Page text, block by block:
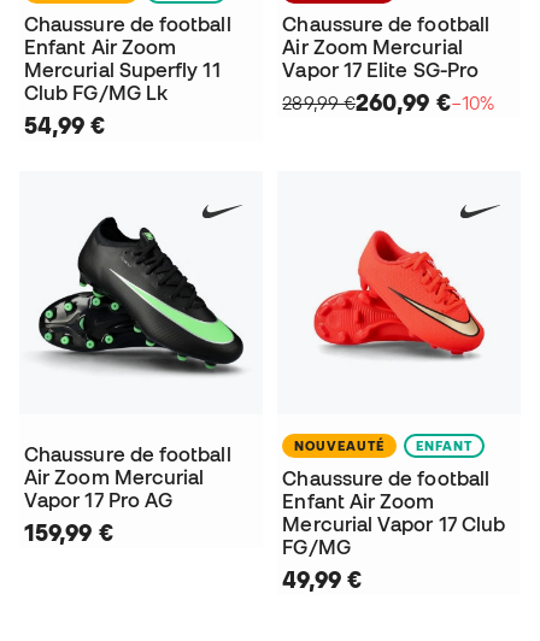
Chaussure de football
Enfant Air Zoom
Mercurial Superfly 11
Club FG/MG Lk
54,99 €
Chaussure de football
Air Zoom Mercurial
Vapor 17 Elite SG-Pro
289,99 €260,99 €−10%
Chaussure de football
Air Zoom Mercurial
Vapor 17 Pro AG
159,99 €
NOUVEAUTÉ ENFANT
Chaussure de football
Enfant Air Zoom
Mercurial Vapor 17 Club
FG/MG
49,99 €